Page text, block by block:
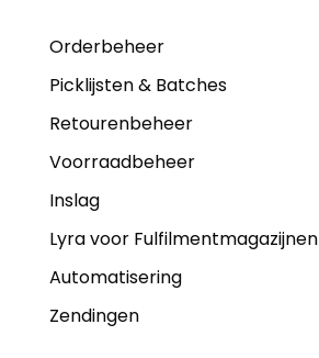
Orderbeheer
Picklijsten & Batches
Retourenbeheer
Voorraadbeheer
Inslag
Lyra voor Fulfilmentmagazijnen
Automatisering
Zendingen